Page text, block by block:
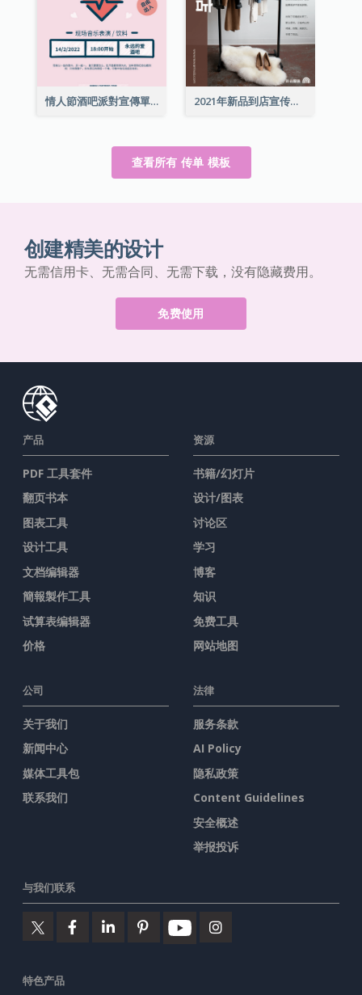
情人節酒吧派對宣傳單張 2021年新品到店宣传单张
查看所有 传单 模板
创建精美的设计
无需信用卡、无需合同、无需下载，没有隐藏费用。
免费使用
产品
PDF 工具套件
翻页书本
图表工具
设计工具
文档编辑器
簡報製作工具
试算表编辑器
价格
资源
书籍/幻灯片
设计/图表
讨论区
学习
博客
知识
免费工具
网站地图
公司
关于我们
新闻中心
媒体工具包
联系我们
法律
服务条款
AI Policy
隐私政策
Content Guidelines
安全概述
举报投诉
与我们联系
特色产品